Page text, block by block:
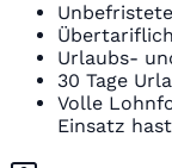
Urlaubs-
30 Tage
Volle
Einsatz hast